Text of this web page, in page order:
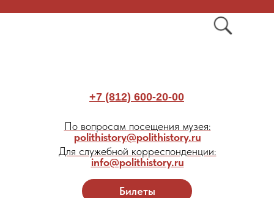
Билеты
+7 (812) 600-20-00
По вопросам посещения музея:
polithistory@polithistory.ru
Для служебной корреспонденции:
info@polithistory.ru